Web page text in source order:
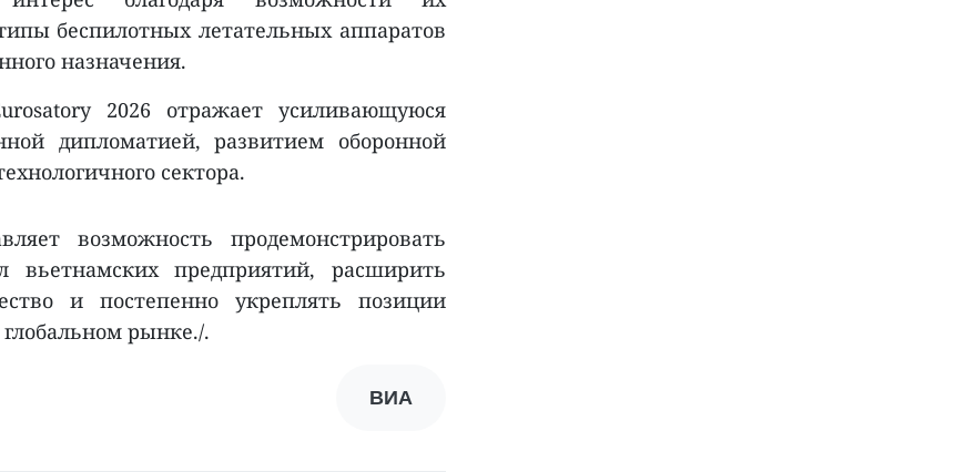
беспилотных летательных аппаратов
назначения.
2026 отражает усиливающуюся
дипломатией, развитием оборонной
сектора.
возможность продемонстрировать
вьетнамских предприятий, расширить
и постепенно укреплять позиции
рынке./.
ВИА